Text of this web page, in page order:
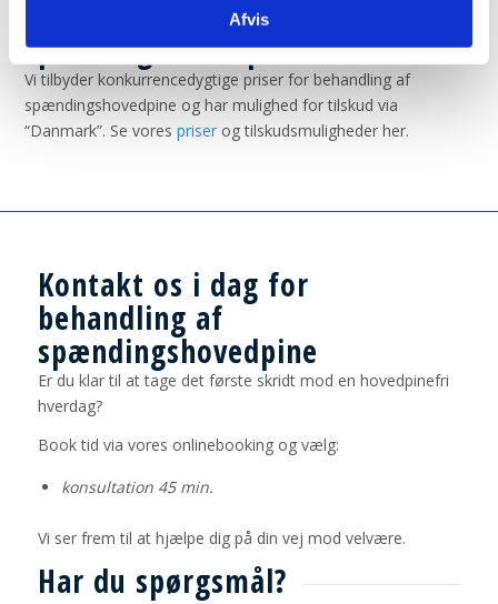
Afvis
Hvad koster behandling af
spændingshovedpine?
Vi tilbyder konkurrencedygtige priser for behandling af
spændingshovedpine og har mulighed for tilskud via
“Danmark”. Se vorespriserog tilskudsmuligheder her.
Kontakt os i dag for
behandling af
spændingshovedpine
Er du klar til at tage det første skridt mod en hovedpinefri
hverdag?
Book tid via vores onlinebooking og vælg:
konsultation 45 min.
Vi ser frem til at hjælpe dig på din vej mod velvære.
Har du spørgsmål?